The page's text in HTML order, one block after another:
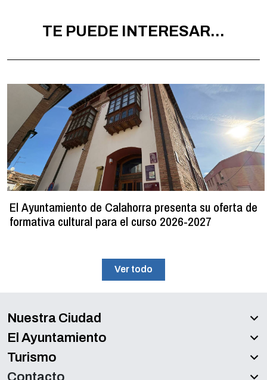
TE PUEDE INTERESAR...
El Ayuntamiento de Calahorra presenta su oferta de
formativa cultural para el curso 2026-2027
Ver todo
Nuestra Ciudad
El Ayuntamiento
Turismo
Contacto